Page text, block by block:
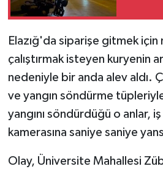
Elazığ'da siparişe gitmek
çalıştırmak isteyen kuryenin
nedeniyle bir anda alev aldı.
ve yangın söndürme
yangını söndürdüğü o anlar,
kamerasına saniye saniye
Olay, Üniversite Mahallesi